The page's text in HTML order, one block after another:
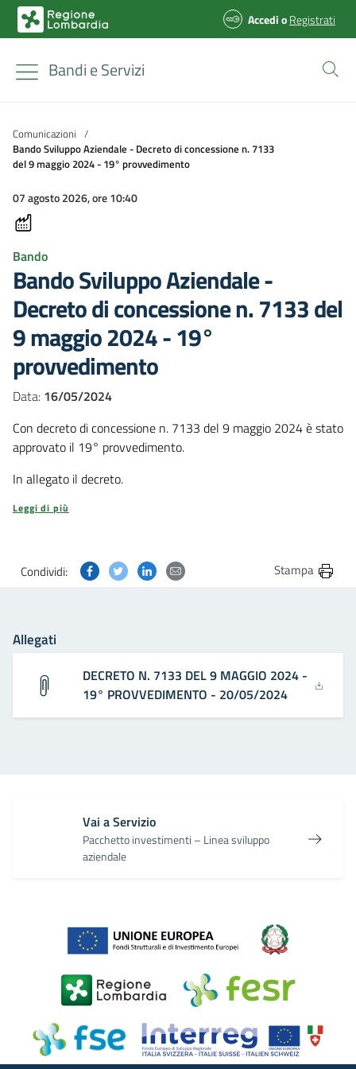
AccedioRegistrati
Bandi e Servizi
Comunicazioni /
Bando Sviluppo Aziendale - Decreto di concessione n. 7133
del 9 maggio 2024 - 19° provvedimento
07 agosto 2026, ore 10:40
Bando
Bando Sviluppo Aziendale -
Decreto di concessione n. 7133 del
9 maggio 2024 - 19°
provvedimento
Data: 16/05/2024
Con decreto di concessione n. 7133 del 9 maggio 2024 è stato
approvato il 19° provvedimento.
In allegato il decreto.
Leggi di più
Condividi: Condividi questa pagina su Facebook
Condividi questa pagina su Twitter
Condividi questa pagina su Linkedin
Condividi questa pagina via
Stampa
Allegati
DECRETO N. 7133 DEL 9 MAGGIO 2024 -
19° PROVVEDIMENTO - 20/05/2024
Vai a Servizio
Pacchetto investimenti – Linea sviluppo
aziendale